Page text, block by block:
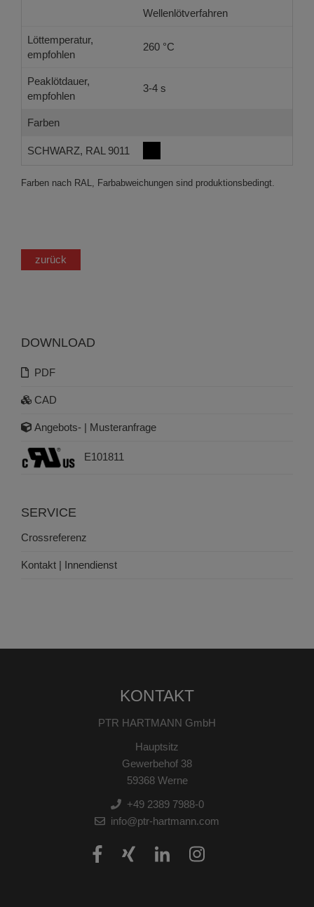
Wellenlötverfahren
Löttemperatur,
empfohlen
260 °C
Peaklötdauer,
empfohlen
3-4 s
Farben
SCHWARZ, RAL 9011
Farben nach RAL, Farbabweichungen sind produktionsbedingt.
zurück
DOWNLOAD
PDF
CAD
Angebots- | Musteranfrage
E101811
SERVICE
Crossreferenz
Kontakt | Innendienst
KONTAKT
PTR HARTMANN GmbH
Hauptsitz
Gewerbehof 38
59368 Werne
+49 2389 7988-0
info@ptr-hartmann.com